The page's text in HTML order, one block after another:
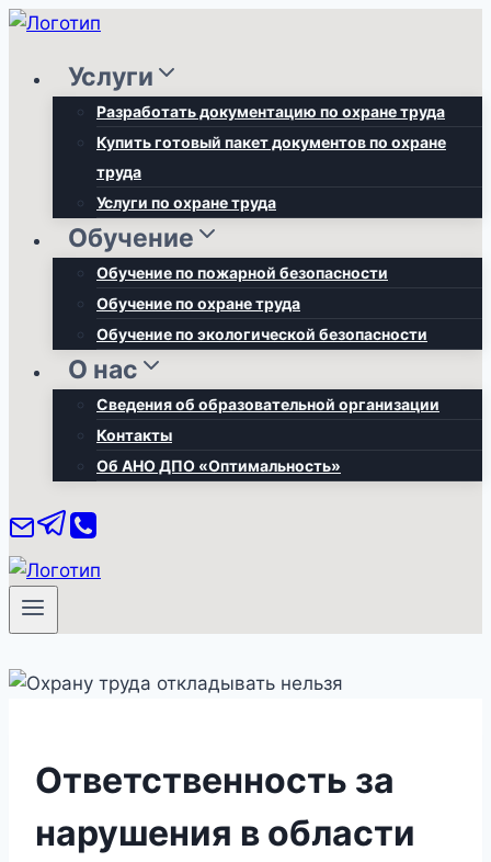
Перейти
содержимому
Услуги
Разработать документацию по охране труда
Купить готовый пакет документов по охране
труда
Услуги по охране труда
Обучение
Обучение по пожарной безопасности
Обучение по охране труда
Обучение по экологической безопасности
О нас
Сведения об образовательной организации
Контакты
Об АНО ДПО «Оптимальность»
Ответственность за
нарушения в области